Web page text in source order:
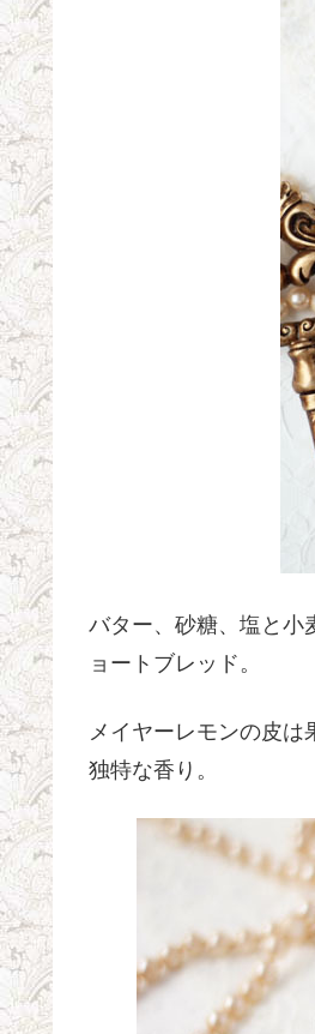
バター、砂糖、塩と小
ョートブレッド。
メイヤーレモンの皮
独特な香り。